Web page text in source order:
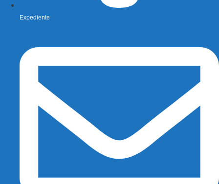
Expediente